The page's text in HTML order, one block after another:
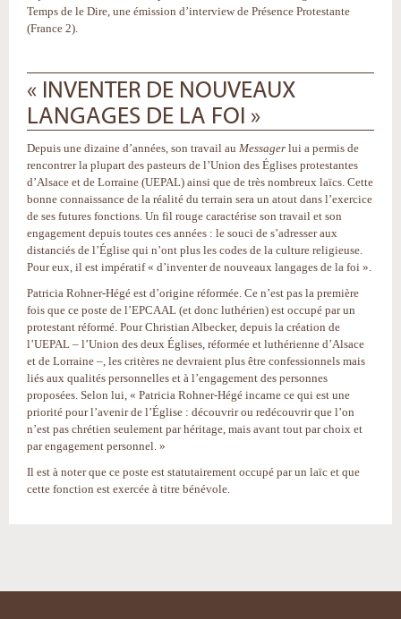
Temps de le Dire, une émission d’interview de Présence Protestante
(France 2).
« INVENTER DE NOUVEAUX
LANGAGES DE LA FOI »
Depuis une dizaine d’années, son travail au Messager lui a permis de
rencontrer la plupart des pasteurs de l’Union des Églises protestantes
d’Alsace et de Lorraine (UEPAL) ainsi que de très nombreux laïcs. Cette
bonne connaissance de la réalité du terrain sera un atout dans l’exercice
de ses futures fonctions. Un fil rouge caractérise son travail et son
engagement depuis toutes ces années : le souci de s’adresser aux
distanciés de l’Église qui n’ont plus les codes de la culture religieuse.
Pour eux, il est impératif « d’inventer de nouveaux langages de la foi ».
Patricia Rohner-Hégé est d’origine réformée. Ce n’est pas la première
fois que ce poste de l’EPCAAL (et donc luthérien) est occupé par un
protestant réformé. Pour Christian Albecker, depuis la création de
l’UEPAL – l’Union des deux Églises, réformée et luthérienne d’Alsace
et de Lorraine –, les critères ne devraient plus être confessionnels mais
liés aux qualités personnelles et à l’engagement des personnes
proposées. Selon lui, « Patricia Rohner-Hégé incarne ce qui est une
priorité pour l’avenir de l’Église : découvrir ou redécouvrir que l’on
n’est pas chrétien seulement par héritage, mais avant tout par choix et
par engagement personnel. »
Il est à noter que ce poste est statutairement occupé par un laïc et que
cette fonction est exercée à titre bénévole.
document